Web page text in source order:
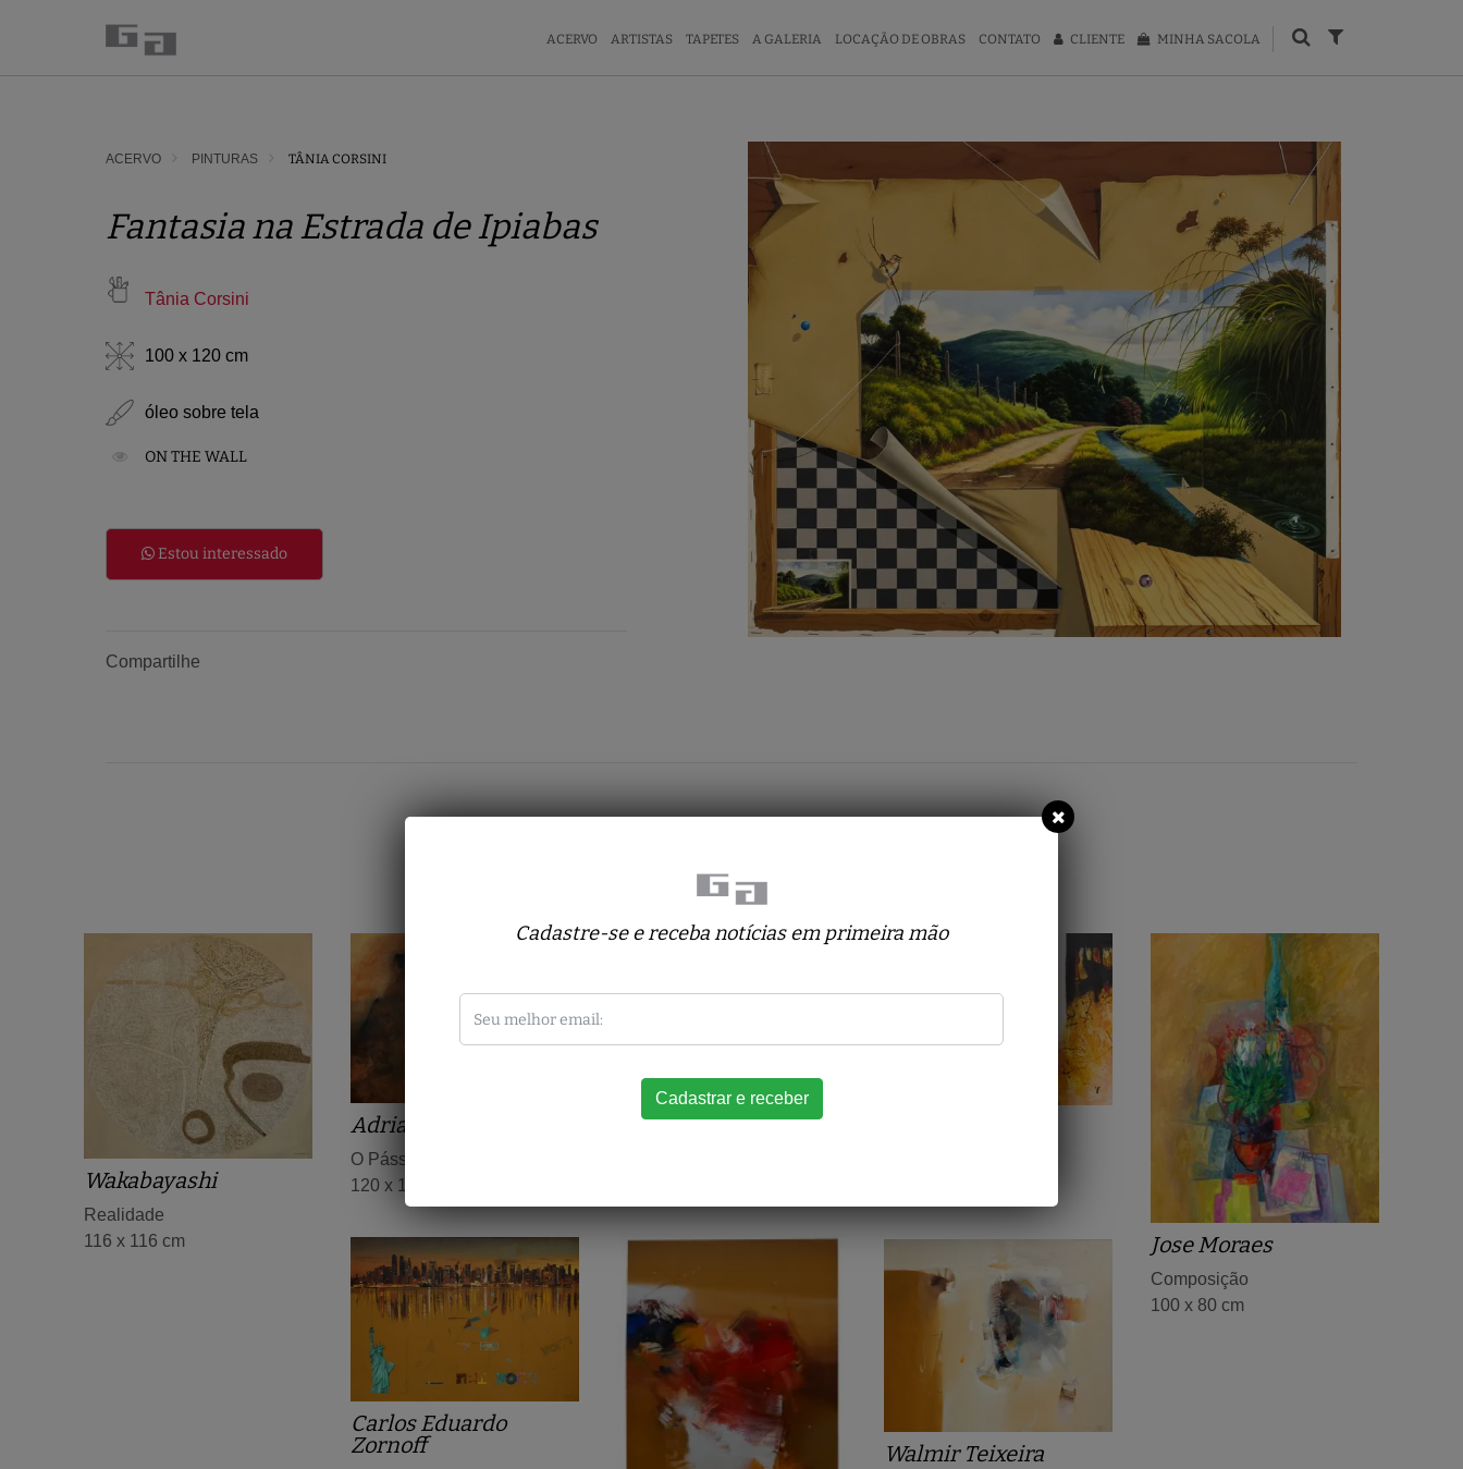
ACERVO ARTISTAS TAPETES A GALERIA LOCAÇÃO DE OBRAS CONTATO CLIENTE MINHA SACOLA
ACERVO PINTURAS TÂNIA CORSINI
Fantasia na Estrada de Ipiabas
Tânia Corsini
100 x 120 cm
óleo sobre tela
ON THE WALL
Estou interessado
Compartilhe
Wakabayashi
Realidade
116 x 116 cm
Adriana Garibaldi
O Pássaro do Amanhecer
120 x 160 cm
Carmelo Gentil
Jose Moraes
Composição
100 x 80 cm
Carlos Eduardo
Zornoff
Walmir Teixeira
Cadastre-se e receba notícias em primeira mão